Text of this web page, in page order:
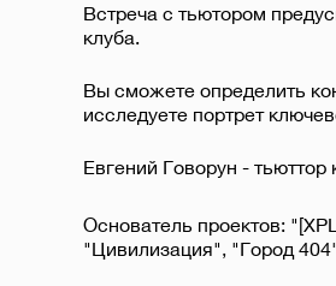
Встреча с тьютором
клуба.
Вы сможете определить
исследуете портрет
Евгений Говорун -
Основатель проектов:
"Цивилизация", "Город 404"